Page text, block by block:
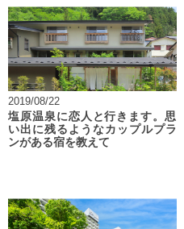
2019/08/22
塩原温泉に恋人と行きます。思
い出に残るようなカップルプラ
ンがある宿を教えて